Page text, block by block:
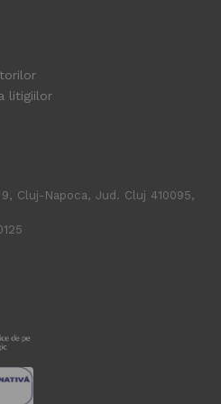
litigiilor
Cluj-Napoca, Jud. Cluj 410095,